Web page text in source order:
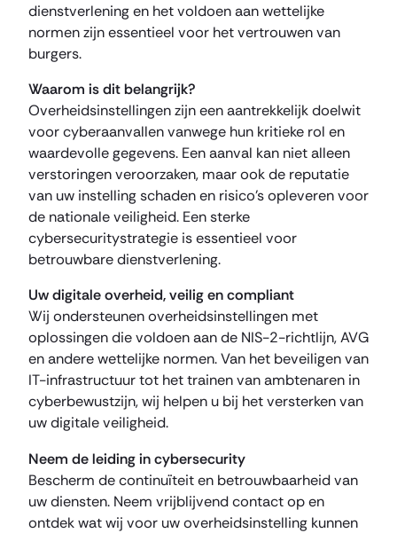
dienstverlening en het voldoen aan wettelijke
normen zijn essentieel voor het vertrouwen van
burgers.
Waarom is dit belangrijk?
Overheidsinstellingen zijn een aantrekkelijk doelwit
voor cyberaanvallen vanwege hun kritieke rol en
waardevolle gegevens. Een aanval kan niet alleen
verstoringen veroorzaken, maar ook de reputatie
van uw instelling schaden en risico’s opleveren voor
de nationale veiligheid. Een sterke
cybersecuritystrategie is essentieel voor
betrouwbare dienstverlening.
Uw digitale overheid, veilig en compliant
Wij ondersteunen overheidsinstellingen met
oplossingen die voldoen aan de NIS-2-richtlijn, AVG
en andere wettelijke normen. Van het beveiligen van
IT-infrastructuur tot het trainen van ambtenaren in
cyberbewustzijn, wij helpen u bij het versterken van
uw digitale veiligheid.
Neem de leiding in cybersecurity
Bescherm de continuïteit en betrouwbaarheid van
uw diensten. Neem vrijblijvend contact op en
ontdek wat wij voor uw overheidsinstelling kunnen